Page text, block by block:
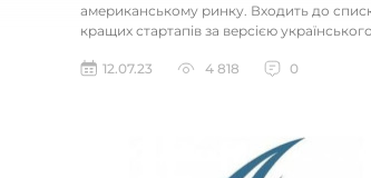
американському ринку. Входить до
кращих стартапів за версією українського
12.07.23
4 818 0